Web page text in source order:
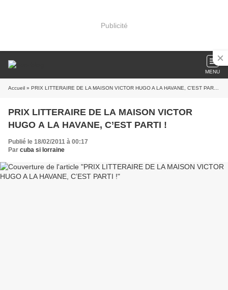
Publicité
MENU
Accueil » PRIX LITTERAIRE DE LA MAISON VICTOR HUGO A LA HAVANE, C’EST PARTI !
PRIX LITTERAIRE DE LA MAISON VICTOR
HUGO A LA HAVANE, C’EST PARTI !
Publié le 18/02/2011 à 00:17
Par cuba si lorraine